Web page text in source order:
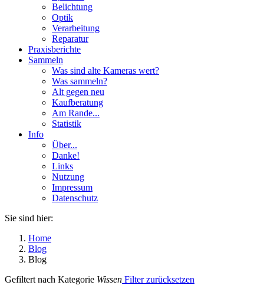
Belichtung
Optik
Verarbeitung
Reparatur
Praxisberichte
Sammeln
Was sind alte Kameras wert?
Was sammeln?
Alt gegen neu
Kaufberatung
Am Rande...
Statistik
Info
Über...
Danke!
Links
Nutzung
Impressum
Datenschutz
Sie sind hier:
Home
Blog
Blog
Gefiltert nach Kategorie Wissen Filter zurücksetzen